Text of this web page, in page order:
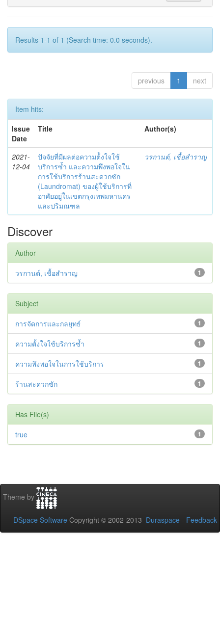
Results 1-1 of 1 (Search time: 0.0 seconds).
previous 1 next
Item hits:
Issue
Date
Title Author(s)
2021-
12-04
ปัจจัยที่มีผลต่อความต้ังใจใช้
บริการซ้ำ และความพึงพอใจใน
การใช้บริการร้านสะดวกซัก
(Laundromat) ของผู้ใช้บริการที่
อาศัยอยู่ในเขตกรุงเทพมหานคร
และปริมณฑล
วรกานต์, เชื้อสำราญ
Discover
Author
1
วรกานต์, เชื้อสำราญ
Subject
1
การจัดการและกลยุทธ์
1
ความตั้งใจใช้บริการซํ้า
1
ความพึงพอใจในการใช้บริการ
1
ร้านสะดวกซัก
Has File(s)
1
true
Theme by
DSpace Software Copyright © 2002-2013 Duraspace - Feedback